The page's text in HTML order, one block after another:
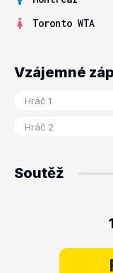
Toronto WTA
Vzájemné
Soutěž